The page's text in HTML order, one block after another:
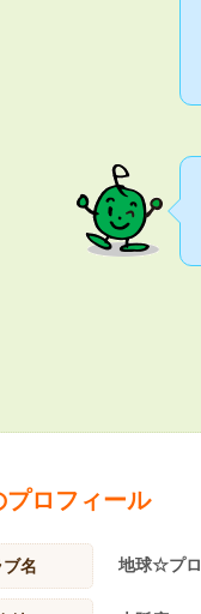
プロフィール
ブ名 地球☆プ